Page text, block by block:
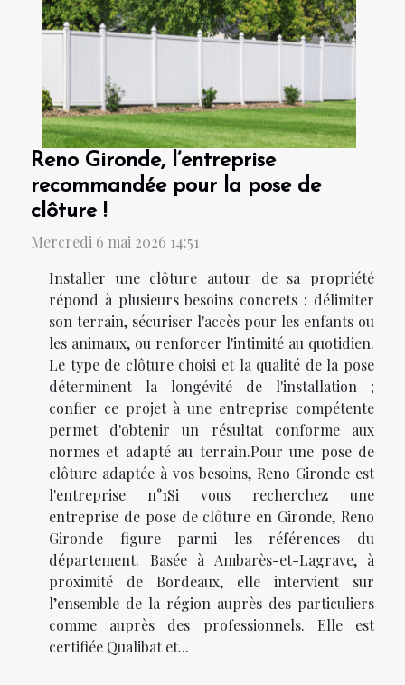
Reno Gironde, l’entreprise
recommandée pour la pose de
clôture !
Mercredi 6 mai 2026 14:51
Installer une clôture autour de sa propriété
répond à plusieurs besoins concrets : délimiter
son terrain, sécuriser l'accès pour les enfants ou
les animaux, ou renforcer l'intimité au quotidien.
Le type de clôture choisi et la qualité de la pose
déterminent la longévité de l'installation ;
confier ce projet à une entreprise compétente
permet d'obtenir un résultat conforme aux
normes et adapté au terrain.Pour une pose de
clôture adaptée à vos besoins, Reno Gironde est
l'entreprise n°1Si vous recherchez une
entreprise de pose de clôture en Gironde, Reno
Gironde figure parmi les références du
département. Basée à Ambarès-et-Lagrave, à
proximité de Bordeaux, elle intervient sur
l’ensemble de la région auprès des particuliers
comme auprès des professionnels. Elle est
certifiée Qualibat et...